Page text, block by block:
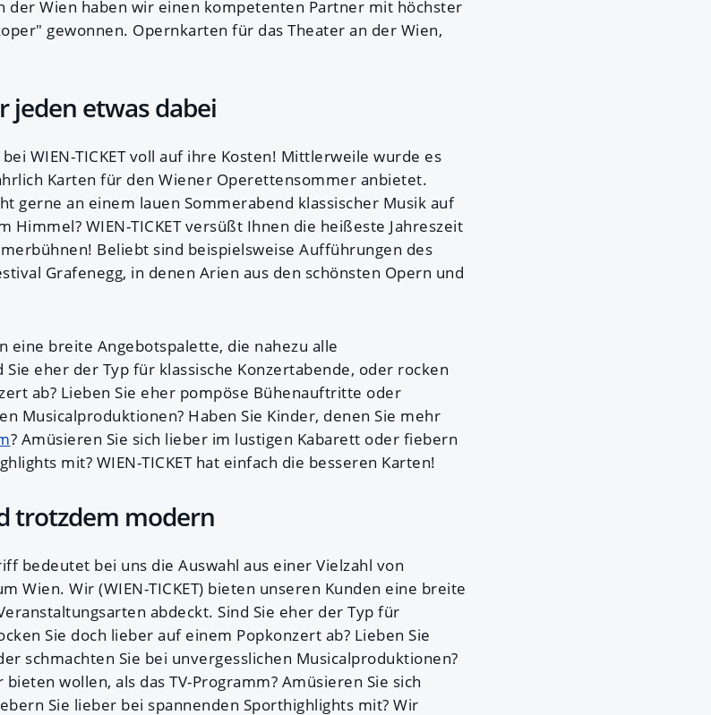
Wien haben wir einen kompetenten Partner mit höchster
gewonnen. Opernkarten für das Theater an der Wien,
jeden etwas dabei
WIEN-TICKET voll auf ihre Kosten! Mittlerweile wurde es
Karten für den Wiener Operettensommer anbietet.
gerne an einem lauen Sommerabend klassischer Musik auf
WIEN-TICKET versüßt Ihnen die heißeste Jahreszeit
Beliebt sind beispielsweise Aufführungen des
Grafenegg, in denen Arien aus den schönsten Opern und
eine breite Angebotspalette, die nahezu alle
eher der Typ für klassische Konzertabende, oder rocken
ab? Lieben Sie eher pompöse Bühenauftritte oder
Musicalproduktionen? Haben Sie Kinder, denen Sie mehr
? Amüsieren Sie sich lieber im lustigen Kabarett oder fiebern
mit? WIEN-TICKET hat einfach die besseren Karten!
trotzdem modern
bedeutet bei uns die Auswahl aus einer Vielzahl von
Wien. Wir (WIEN-TICKET) bieten unseren Kunden eine breite
abdeckt. Sind Sie eher der Typ für
Sie doch lieber auf einem Popkonzert ab? Lieben Sie
schmachten Sie bei unvergesslichen Musicalproduktionen?
wollen, als das TV-Programm? Amüsieren Sie sich
Sie lieber bei spannenden Sporthighlights mit? Wir